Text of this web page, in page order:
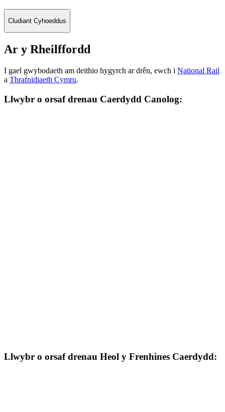
Cludiant Cyhoeddus
Ar y Rheilffordd
I gael gwybodaeth am deithio hygyrch ar drên, ewch i National Rail
a Thrafnidiaeth Cymru.
Llwybr o orsaf drenau Caerdydd Canolog:
Llwybr o orsaf drenau Heol y Frenhines Caerdydd: